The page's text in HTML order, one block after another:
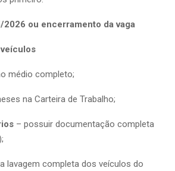
ou encerramento da vaga
médio completo;
na Carteira de Trabalho;
– possuir documentação completa
lavagem completa dos veículos do